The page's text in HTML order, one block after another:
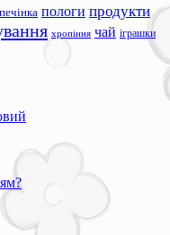
печінка пологи продукти
хропіння чай іграшки